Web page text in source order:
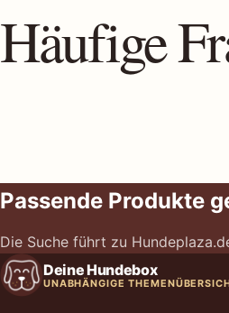
Häufige
Passende Produkte
Die Suche führt zu
Deine Hundebox
UNABHÄNGIGE